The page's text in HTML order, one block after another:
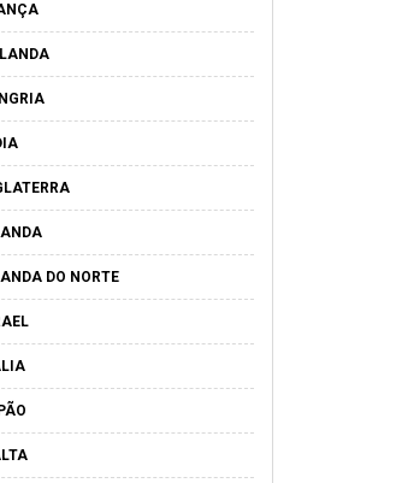
DO NORTE